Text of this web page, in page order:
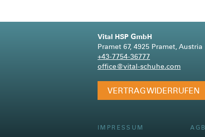
Vital HSP GmbH
Pramet 67, 4925 Pramet, Austria
+43-7754-36777
office@vital-schuhe.com
VERTRAG WIDERRUFEN
IMPRESSUM AGB